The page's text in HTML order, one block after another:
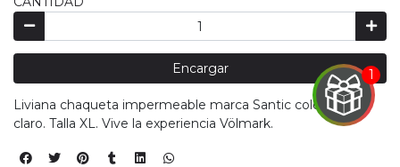
Encargar
Liviana chaqueta impermeable marca Santic color verde
claro. Talla XL. Vive la experiencia Völmark.